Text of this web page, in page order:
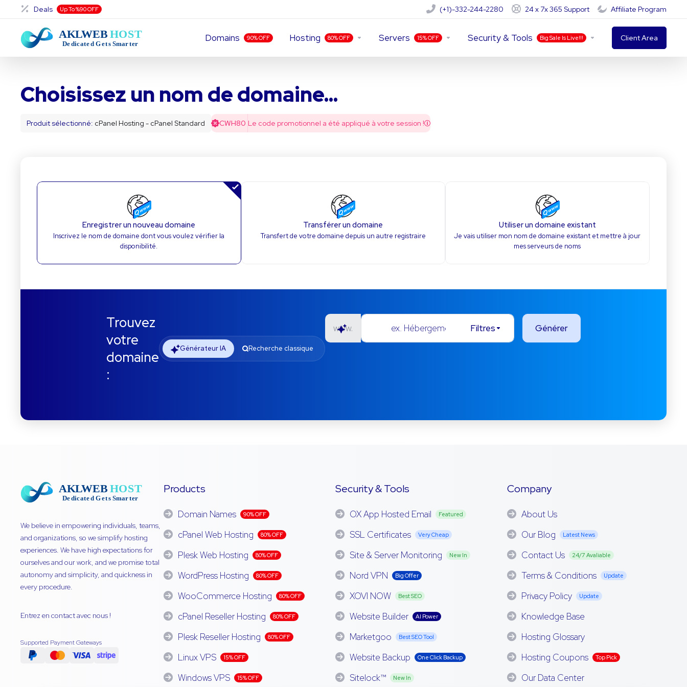
Deals Up To %90 OFF (+1)-332-244-2280 24 x 7x 365 Support Affiliate Program
Domains 90% OFF Hosting 80% OFF Servers 15% OFF Security & Tools Big Sale Is Live!!! Client Area
Choisissez un nom de domaine...
Produit sélectionné: cPanel Hosting - cPanel Standard CWH80 Le code promotionnel a été appliqué à votre session !
Enregistrer un nouveau domaine
Inscrivez le nom de domaine dont vous voulez vérifier la
disponibilité.
Transférer un domaine
Transfert de votre domaine depuis un autre registraire
Utiliser un domaine existant
Je vais utiliser mon nom de domaine existant et mettre à jour
mes serveurs de noms
Trouvez
votre
domaine
:
Générateur IA Recherche classique
www.
ex. Hébergement pour petites entreprises
Filtres Générer
We believe in empowering individuals, teams,
and organizations, so we simplify hosting
experiences. We have high expectations for
ourselves and our work, and we promise total
autonomy and simplicity, and quickness in
every procedure.
Entrez en contact avec nous !
Supported Payment Gateways
Products
Domain Names 90% OFF
cPanel Web Hosting 80% OFF
Plesk Web Hosting 80% OFF
WordPress Hosting 80% OFF
WooCommerce Hosting 80% OFF
cPanel Reseller Hosting 80% OFF
Plesk Reseller Hosting 80% OFF
Linux VPS 15% OFF
Windows VPS 15% OFF
Security & Tools
OX App Hosted Email Featured
SSL Certificates Very Cheap
Site & Server Monitoring New In
Nord VPN Big Offer
XOVI NOW Best SEO
Website Builder AI Power
Marketgoo Best SEO Tool
Website Backup One Click Backup
Sitelock™ New In
Company
About Us
Our Blog
Latest News
Contact Us 24/7 Avaliable
Terms & Conditions Update
Privacy Policy Update
Knowledge Base
Hosting Glossary
Hosting Coupons
Top Pick
Our Data Center